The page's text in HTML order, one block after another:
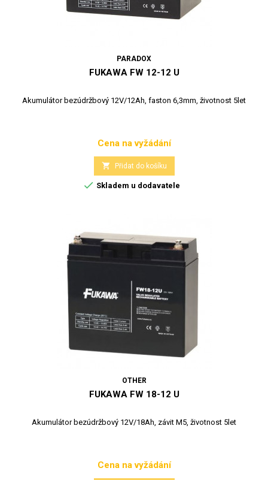
PARADOX
FUKAWA FW 12-12 U
Akumulátor bezúdržbový 12V/12Ah, faston 6,3mm, životnost 5let
Cena
Cena na vyžádání
 Přidat do košíku
 Skladem u dodavatele
OTHER
FUKAWA FW 18-12 U
Akumulátor bezúdržbový 12V/18Ah, závit M5, životnost 5let
Cena
Cena na vyžádání